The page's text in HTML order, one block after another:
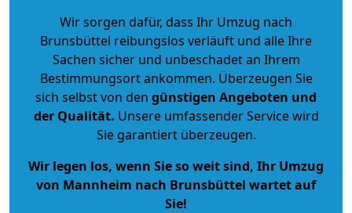
Wir sorgen dafür, dass Ihr Umzug nach
Brunsbüttel reibungslos verläuft und alle Ihre
Sachen sicher und unbeschadet an Ihrem
Bestimmungsort ankommen. Überzeugen Sie
sich selbst von den günstigen Angeboten und
der Qualität. Unsere umfassender Service wird
Sie garantiert überzeugen.
Wir legen los, wenn Sie so weit sind, Ihr Umzug
von Mannheim nach Brunsbüttel wartet auf
Sie!